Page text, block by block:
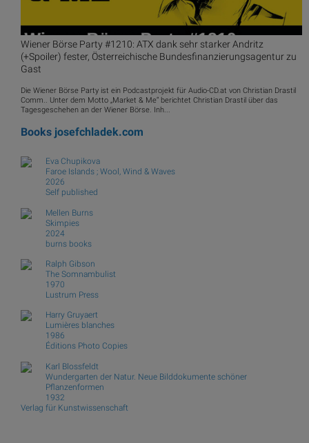
Wiener Börse Party #1210: ATX dank sehr starker Andritz
(+Spoiler) fester, Österreichische Bundesfinanzierungsagentur zu
Gast
Die Wiener Börse Party ist ein Podcastprojekt für Audio-CD.at von Christian Drastil
Comm.. Unter dem Motto „Market & Me“ berichtet Christian Drastil über das
Tagesgeschehen an der Wiener Börse. Inh...
Books josefchladek.com
Eva Chupikova
Faroe Islands ; Wool, Wind & Waves
2026
Self published
Mellen Burns
Skimpies
2024
burns books
Ralph Gibson
The Somnambulist
1970
Lustrum Press
Harry Gruyaert
Lumières blanches
1986
Éditions Photo Copies
Karl Blossfeldt
Wundergarten der Natur. Neue Bilddokumente schöner
Pflanzenformen
1932
Verlag für Kunstwissenschaft